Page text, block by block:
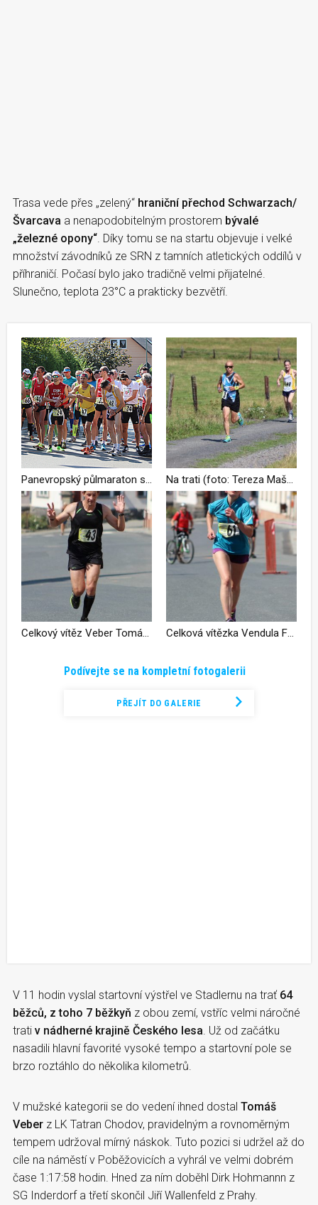
Trasa vede přes „zelený“ hraniční přechod Schwarzach/
Švarcava a nenapodobitelným prostorem bývalé
„železné opony“ . Díky tomu se na startu objevuje i velké
množství závodníků ze SRN z tamních atletických oddílů v
příhraničí. Počasí bylo jako tradičně velmi přijatelné.
Slunečno, teplota 23°C a prakticky bezvětří.
Podívejte se na kompletní fotogalerii
PŘEJÍT DO GALERIE
V 11 hodin vyslal startovní výstřel ve Stadlernu na trať 64
běžců, z toho 7 běžkyň z obou zemí, vstříc velmi náročné
trati v nádherné krajině Českého lesa . Už od začátku
nasadili hlavní favorité vysoké tempo a startovní pole se
brzo roztáhlo do několika kilometrů.
V mužské kategorii se do vedení ihned dostal Tomáš
Veber z LK Tatran Chodov, pravidelným a rovnoměrným
tempem udržoval mírný náskok. Tuto pozici si udržel až do
cíle na náměstí v Poběžovicích a vyhrál ve velmi dobrém
čase 1:17:58 hodin. Hned za ním doběhl Dirk Hohmannn z
SG Inderdorf a třetí skončil Jiří Wallenfeld z Prahy.